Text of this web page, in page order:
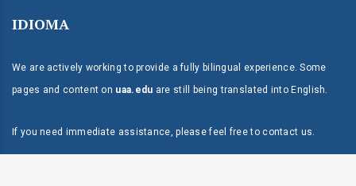
IDIOMA
We are actively working to provide a fully bilingual experience. Some
pages and content on uaa.edu are still being translated into English.
If you need immediate assistance, please feel free to contact us.